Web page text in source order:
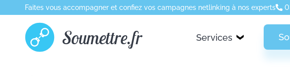
Faites vous accompagner et confiez vos campagnes netlinking à nos experts
Soumettre.fr Services